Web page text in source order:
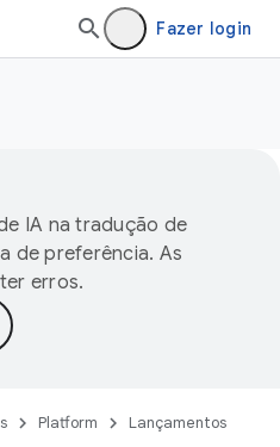
Fazer login
IA na tradução de
de preferência. As
erros.
Platform Lançamentos